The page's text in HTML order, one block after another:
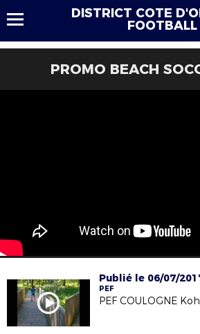
DISTRICT COTE
FOOTBALL
PROMO BEACH
Publié le 06/07/
PEF
PEF COULOGNE